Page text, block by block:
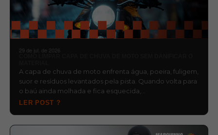
29 de jul. de 2026
A capa de chuva de moto enfrenta água, poeira, fuligem,
suor e resíduos levantados pela pista. Quando volta para
o baú ainda molhada e fica esquecida,…
LER POST ?